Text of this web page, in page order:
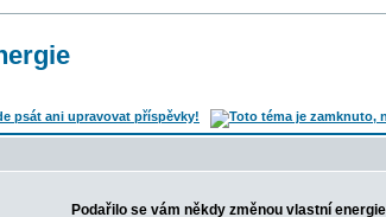
Podařilo se vám někdy změnou vlastní